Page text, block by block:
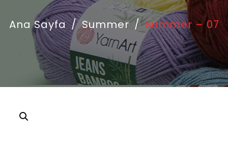
Ana Sayfa / Summer / Summer – 07